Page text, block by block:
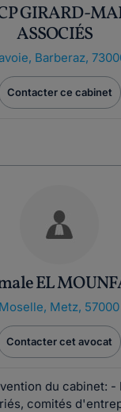
GIRARD-
ASSOCIÉS
, Barberaz,
Contacter ce cabinet
EL
Moselle, Metz, 57000
Contacter cet avocat
du cabinet: -
comités